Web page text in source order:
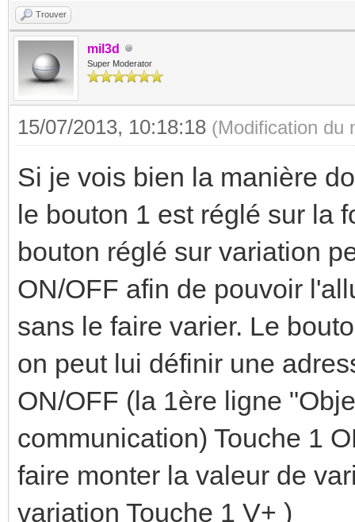
Trouver
mil3d
Super Moderator
15/07/2013, 10:18:18 (Modification du
Si je vois bien la manière
le bouton 1 est réglé sur la
bouton réglé sur variation
ON/OFF afin de pouvoir
sans le faire varier. Le
on peut lui définir une
ON/OFF (la 1ère ligne
communication) Touche 1
faire monter la valeur de
variation Touche 1 V+ )